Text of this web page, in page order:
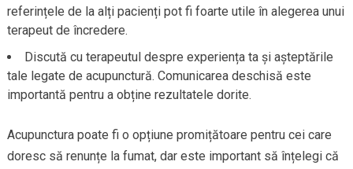
referințele de la alți pacienți pot fi foarte utile în alegerea unui
terapeut de încredere.
Discută cu terapeutul despre experiența ta și așteptările
tale legate de acupunctură. Comunicarea deschisă este
importantă pentru a obține rezultatele dorite.
Acupunctura poate fi o opțiune promițătoare pentru cei care
doresc să renunțe la fumat, dar este important să înțelegi că